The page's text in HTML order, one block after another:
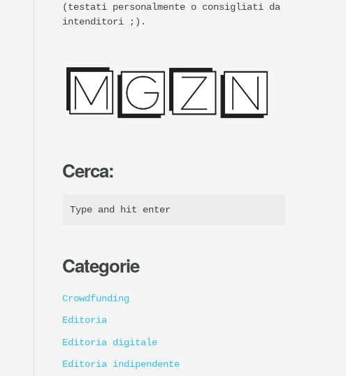
(testati personalmente o consigliati da
intenditori ;).
Cerca:
Categorie
Crowdfunding
Editoria
Editoria digitale
Editoria indipendente